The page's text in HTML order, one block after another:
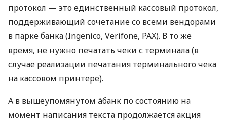
протокол — это единственный кассовый протокол,
поддерживающий сочетание со всеми вендорами
в парке банка (Ingenico, Verifone, PAX). В то же
время, не нужно печатать чеки с терминала (в
случае реализации печатания терминального чека
на кассовом принтере).
А в вышеупомянутом àбанк по состоянию на
момент написания текста продолжается акция